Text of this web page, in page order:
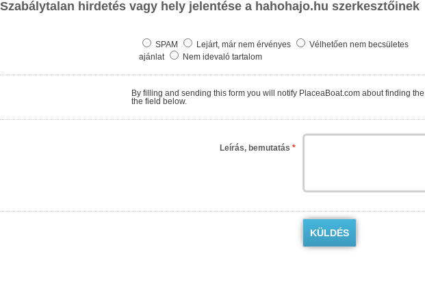
Szabálytalan hirdetés vagy hely jelentése a hahohajo.hu szerkesztőinek
SPAM Lejárt, már nem érvényes
Vélhetően nem becsületes
ajánlat
Nem idevaló tartalom
By filling and sending this form you will notify PlaceaBoat.com about finding the ad contrary to the regulations. We will check
the field below.
Leírás, bemutatás *